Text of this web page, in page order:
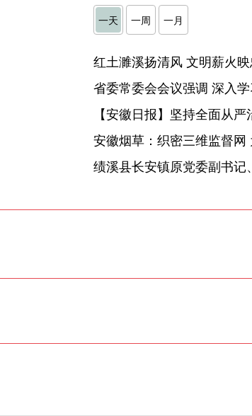
一天 一周 一月
【安徽日报】坚持全面从严
安徽烟草：织密三维监督网